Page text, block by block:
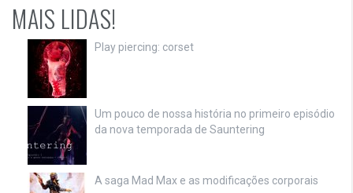
MAIS LIDAS!
Play piercing: corset
Um pouco de nossa história no primeiro episódio
da nova temporada de Sauntering
A saga Mad Max e as modificações corporais